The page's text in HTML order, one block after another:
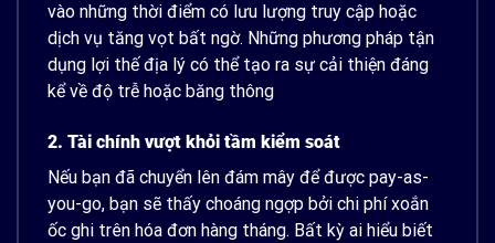
vào những thời điểm có lưu lượng truy cập hoặc
dịch vụ tăng vọt bất ngờ. Những phương pháp tận
dụng lợi thế địa lý có thể tạo ra sự cải thiện đáng
kể về độ trễ hoặc băng thông
2. Tài chính vượt khỏi tầm kiểm soát
Nếu bạn đã chuyển lên đám mây để được pay-as-
you-go, bạn sẽ thấy choáng ngợp bởi chi phí xoắn
ốc ghi trên hóa đơn hàng tháng. Bất kỳ ai hiểu biết